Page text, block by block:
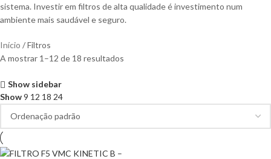
sistema. Investir em filtros de alta qualidade é investimento num
ambiente mais saudável e seguro.
Início
Filtros
A mostrar 1–12 de 18 resultados
Show sidebar
Show9 12 18 24